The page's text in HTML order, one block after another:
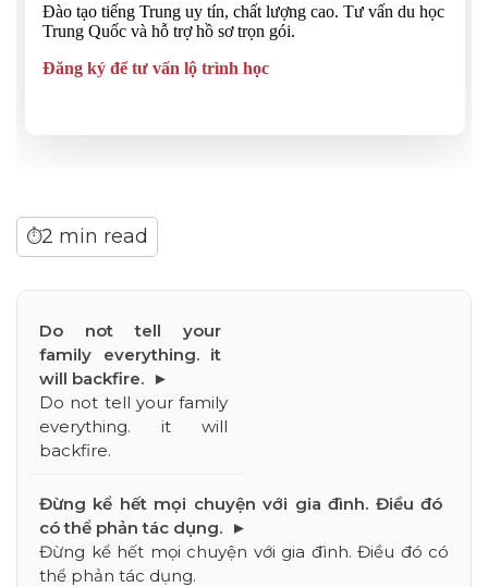
⏱2 min read
Do not tell your family
everything. it will
backfire.
Đừng kể hết mọi chuyện với gia đình. Điều đó có
thể phản tác dụng.